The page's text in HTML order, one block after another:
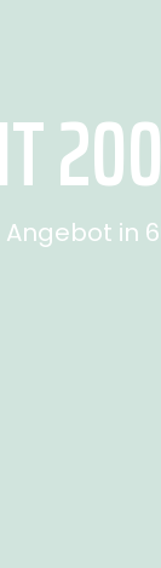
in